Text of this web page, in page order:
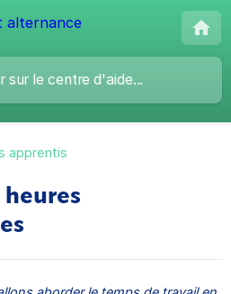
apprentis